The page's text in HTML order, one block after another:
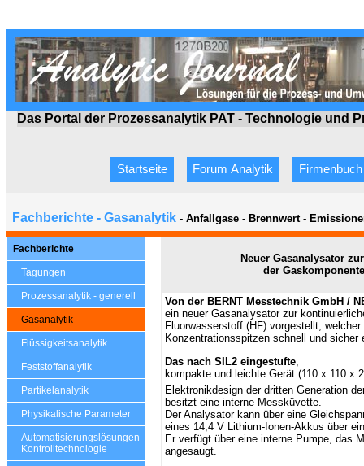
Das Portal der Prozessanalytik PAT - Technologie und
Startseite Forum Analytik Firmenbuch
Fachberichte - Gasanalytik - Anfallgase - Brennwert -
Fachberichte
Tagungen
Prozessanalytik - generell
Gasanalytik
Flüssigkeitsanalytik
Feststoffanalytik
Partikelanalytik
Physikalische Parameter
Automatisierungslösungen
Kontrolltechnologie
Neuer Gasanalysator
der
Von der BERNT Messtechnik GmbH /
ein neuer Gasanalysator zur
Fluorwasserstoff (HF) vorgestellt,
Konzentrationsspitzen schnell und sicher
Das nach SIL2 eingestufte
kompakte und leichte Gerät (110 x 110 x
Elektronikdesign der dritten Generation
besitzt eine interne Messküvette.
Der Analysator kann über eine
eines 14,4 V Lithium-Ionen-Akkus über
Er verfügt über eine interne Pumpe, das
angesaugt.